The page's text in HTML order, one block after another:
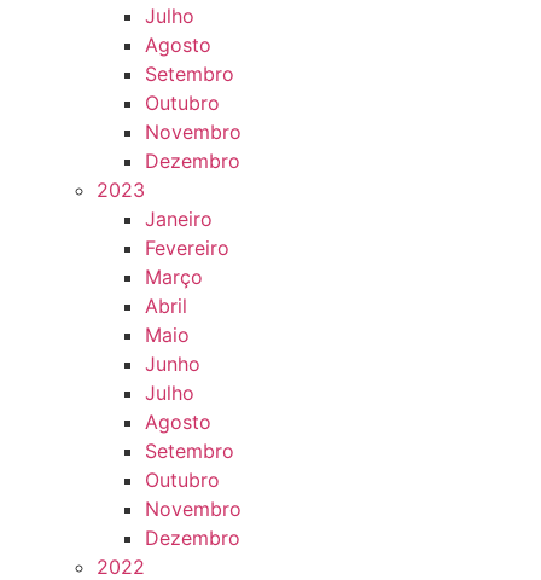
Julho
Agosto
Setembro
Outubro
Novembro
Dezembro
2023
Janeiro
Fevereiro
Março
Abril
Maio
Junho
Julho
Agosto
Setembro
Outubro
Novembro
Dezembro
2022